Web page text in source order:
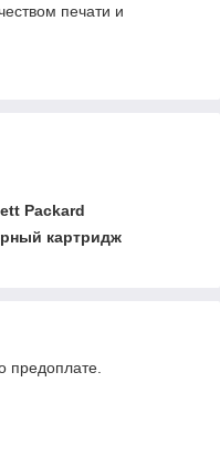
печати и
Packard
картридж
предоплате.